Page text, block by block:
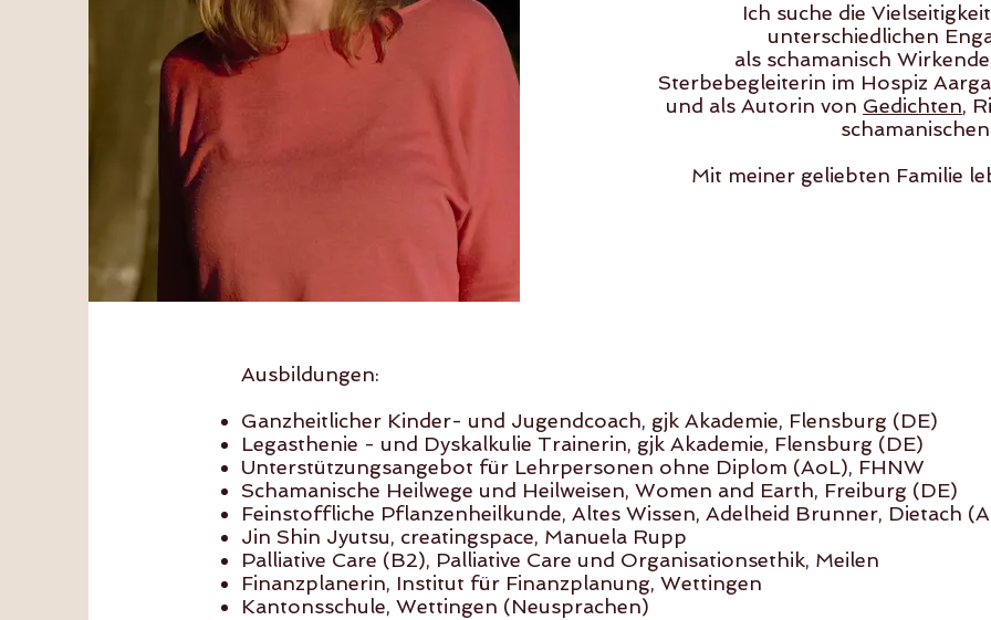
Ich suche die
unterschiedlichen
als schamanisch
Sterbebegleiterin im Hospiz
und als Autorin von Gedichten,
Mit meiner geliebten Familie
Ausbildungen:
Ganzheitlicher Kinder- und Jugendcoach, gjk Akademie, Flensburg (DE)
Legasthenie - und Dyskalkulie Trainerin, gjk Akademie, Flensburg (DE)
Unterstützungsangebot für Lehrpersonen ohne Diplom (AoL), FHNW
Schamanische Heilwege und Heilweisen, Women and Earth, Freiburg (DE)
Feinstoffliche Pflanzenheilkunde, Altes Wissen, Adelheid Brunner, Dietach
Jin Shin Jyutsu, creatingspace, Manuela Rupp
Palliative Care (B2), Palliative Care und Organisationsethik, Meilen
Finanzplanerin, Institut für Finanzplanung, Wettingen
Kantonsschule, Wettingen (Neusprachen)